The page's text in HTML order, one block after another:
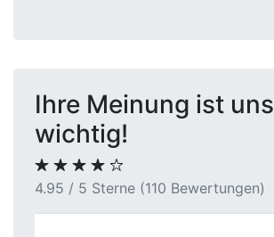
Ihre Meinung ist uns
wichtig!
4.95 / 5 Sterne (110 Bewertungen)